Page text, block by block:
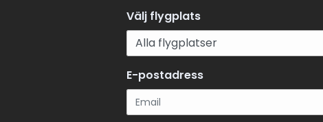
Välj flygplats
E-postadress